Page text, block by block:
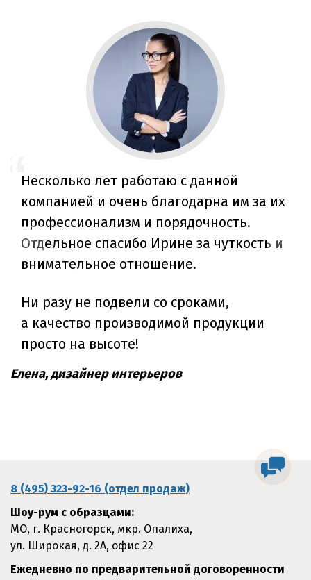
Несколько лет работаю с данной
компанией и очень благодарна им за их
профессионализм и порядочность.
Отдельное спасибо Ирине за чуткость и
внимательное отношение.
Ни разу не подвели со сроками,
а качество производимой продукции
просто на высоте!
Елена, дизайнер интерьеров
8 (495) 323-92-16 (отдел продаж)
Шоу-рум с образцами:
МО, г. Красногорск, мкр. Опалиха,
ул. Широкая, д. 2А, офис 22
Ежедневно по предварительной договоренности